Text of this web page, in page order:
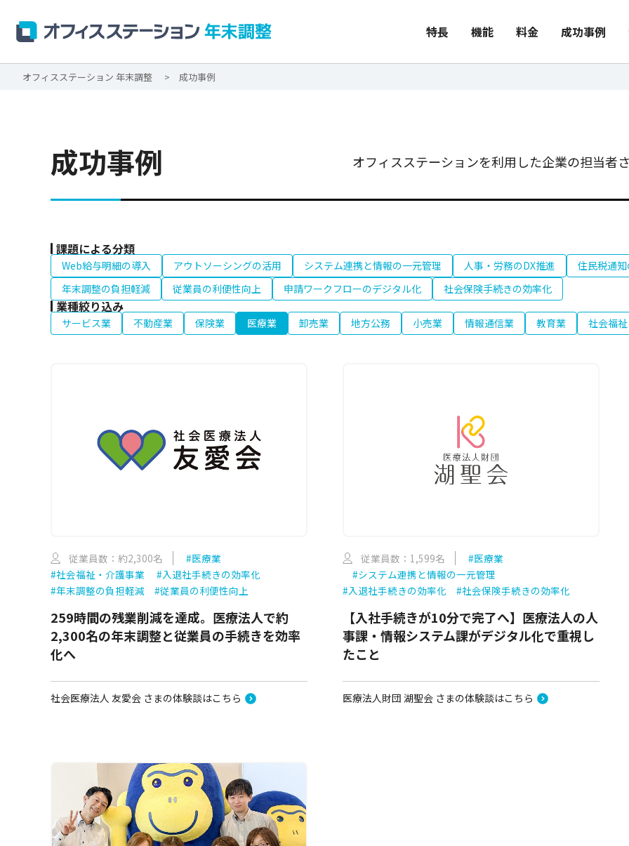
特長 機能 料金 成功事例
オフィスステーション 年末調整 成功事例
成功事例 オフィスステーションを利用した企業の担当者
課題による分類
Web給与明細の導入 アウトソーシングの活用 システム連携と情報の一元管理 人事・労務のDX推進
住民税通
年末調整の負担軽減
従業員の利便性向上 申請ワークフローのデジタル化 社会保険手続きの効率化
業種絞り込み
サービス業 不動産業 保険業 医療業 卸売業 地方公務 小売業 情報通信業 教育業 社会福
従業員数：約2,300名
#医療業
#社会福祉・介護事業
#入退社手続きの効率化
#年末調整の負担軽減
#従業員の利便性向上
259時間の残業削減を達成。医療法人で約
2,300名の年末調整と従業員の手続きを効率
化へ
社会医療法人 友愛会 さまの体験談はこちら
従業員数：1,599名
#医療業
#システム連携と情報の一元管理
#入退社手続きの効率化
#社会保険手続きの効率化
【入社手続きが10分で完了へ】医療法人の人
事課・情報システム課がデジタル化で重視し
たこと
医療法人財団 湖聖会 さまの体験談はこちら